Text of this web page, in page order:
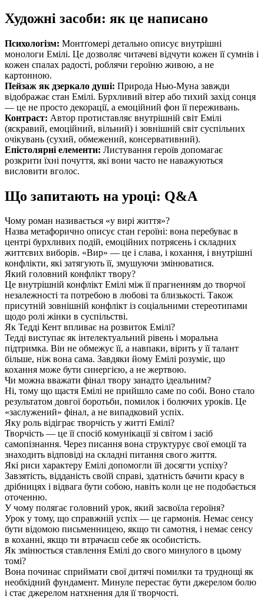
Художні засоби: як це написано
Психологізм: Монтґомері детально описує внутрішні
монологи Емілі. Це дозволяє читачеві відчути кожен її сумнів і
кожен спалах радості, роблячи героїню живою, а не
картонною.
Пейзаж як дзеркало душі: Природа Нью-Муна завжди
відображає стан Емілі. Бурхливий вітер або тихий захід сонця
— це не просто декорації, а емоційний фон її переживань.
Контраст: Автор протиставляє внутрішній світ Емілі
(яскравий, емоційний, вільний) і зовнішній світ суспільних
очікувань (сухий, обмежений, консервативний).
Епістолярні елементи: Листування героїв допомагає
розкрити їхні почуття, які вони часто не наважуються
висловити вголос.
Що запитають на уроці: Q&A
Чому роман називається «у вирі життя»?
Назва метафорично описує стан героїні: вона перебуває в
центрі бурхливих подій, емоційних потрясень і складних
життєвих виборів. «Вир» — це і слава, і кохання, і внутрішні
конфлікти, які затягують її, змушуючи змінюватися.
Який головний конфлікт твору?
Це внутрішній конфлікт Емілі між її прагненням до творчої
незалежності та потребою в любові та близькості. Також
присутній зовнішній конфлікт із соціальними стереотипами
щодо ролі жінки в суспільстві.
Як Тедді Кент впливає на розвиток Емілі?
Тедді виступає як інтелектуальний рівень і моральна
підтримка. Він не обмежує її, а навпаки, вірить у її талант
більше, ніж вона сама. Завдяки йому Емілі розуміє, що
кохання може бути синергією, а не жертвою.
Чи можна вважати фінал твору занадто ідеальним?
Ні, тому що щастя Емілі не прийшло саме по собі. Воно стало
результатом довгої боротьби, помилок і болючих уроків. Це
«заслужений» фінал, а не випадковий успіх.
Яку роль відіграє творчість у житті Емілі?
Творчість — це її спосіб комунікації зі світом і засіб
самопізнання. Через писання вона структурує свої емоції та
знаходить відповіді на складні питання свого життя.
Які риси характеру Емілі допомогли їй досягти успіху?
Завзятість, відданість своїй справі, здатність бачити красу в
дрібницях і відвага бути собою, навіть коли це не подобається
оточенню.
У чому полягає головний урок, який засвоїла героїня?
Урок у тому, що справжній успіх — це гармонія. Немає сенсу
бути відомою письменницею, якщо ти самотня, і немає сенсу
в коханні, якщо ти втрачаєш себе як особистість.
Як змінюється ставлення Емілі до свого минулого в цьому
томі?
Вона починає сприймати свої дитячі помилки та труднощі як
необхідний фундамент. Минуле перестає бути джерелом болю
і стає джерелом натхнення для її творчості.